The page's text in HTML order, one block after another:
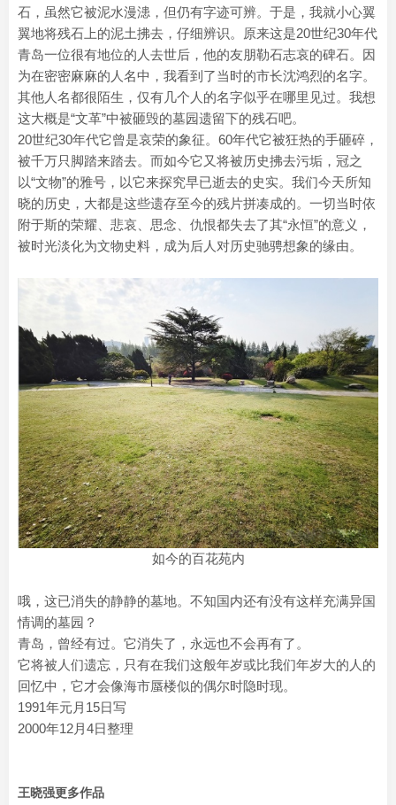
石，虽然它被泥水漫漶，但仍有字迹可辨。于是，我就小心翼
翼地将残石上的泥土拂去，仔细辨识。原来这是20世纪30年代
青岛一位很有地位的人去世后，他的友朋勒石志哀的碑石。因
为在密密麻麻的人名中，我看到了当时的市长沈鸿烈的名字。
其他人名都很陌生，仅有几个人的名字似乎在哪里见过。我想
这大概是“文革”中被砸毁的墓园遗留下的残石吧。
20世纪30年代它曾是哀荣的象征。60年代它被狂热的手砸碎，
被千万只脚踏来踏去。而如今它又将被历史拂去污垢，冠之
以“文物”的雅号，以它来探究早已逝去的史实。我们今天所知
晓的历史，大都是这些遗存至今的残片拼凑成的。一切当时依
附于斯的荣耀、悲哀、思念、仇恨都失去了其“永恒”的意义，
被时光淡化为文物史料，成为后人对历史驰骋想象的缘由。
如今的百花苑内
哦，这已消失的静静的墓地。不知国内还有没有这样充满异国
情调的墓园？
青岛，曾经有过。它消失了，永远也不会再有了。
它将被人们遗忘，只有在我们这般年岁或比我们年岁大的人的
回忆中，它才会像海市蜃楼似的偶尔时隐时现。
1991年元月15日写
2000年12月4日整理
王晓强更多作品